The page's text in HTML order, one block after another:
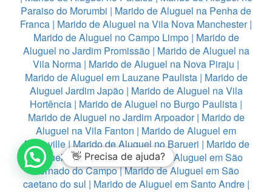
Paraiso do Morumbi | Marido de Aluguel na Penha de
Franca | Marido de Aluguel na Vila Nova Manchester|
Marido de Aluguel no Campo Limpo| Marido de
Aluguel no Jardim Promissão| Marido de Aluguel na
Vila Norma | Marido de Aluguel na Nova Piraju |
Marido de Aluguel em Lauzane Paulista| Marido de
Aluguel Jardim Japão| Marido de Aluguel na Vila
Hortência | Marido de Aluguel no Burgo Paulista |
Marido de Aluguel no Jardim Arpoador| Marido de
Aluguel na Vila Fanton | Marido de Aluguel em
Alphaville|Marido de Aluguel no Barueri | Marido de
Aluguel em Diadema |Marido de Aluguel em São
Bernado do Campo|Marido de Aluguel em São
caetano do sul | Marido de Aluguel em Santo Andre|
👋 Precisa de ajuda?